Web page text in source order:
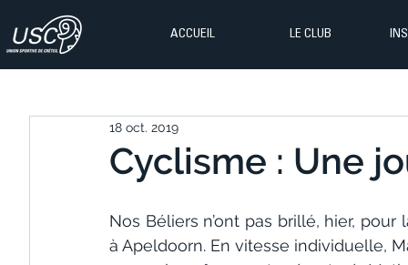
ACCUEIL LE CLUB
Cyclisme : Une
18 oct. 2019
Nos Béliers n’ont pas brillé, hier,
à Apeldoorn. En vitesse individuelle,